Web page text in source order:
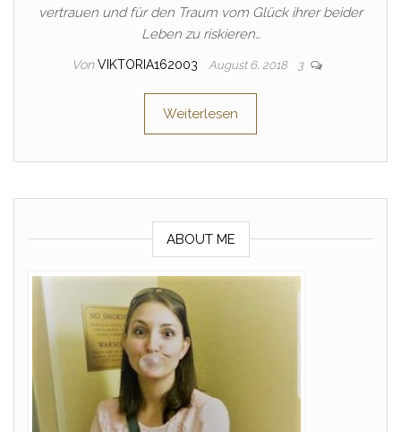
vertrauen und für den Traum vom Glück ihrer beider
Leben zu riskieren…
Von VIKTORIA162003 August 6, 2018 3
Weiterlesen
ABOUT ME